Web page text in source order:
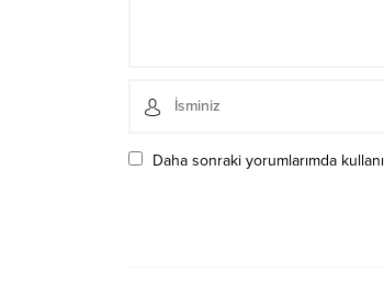
Daha sonraki yorumlarımda